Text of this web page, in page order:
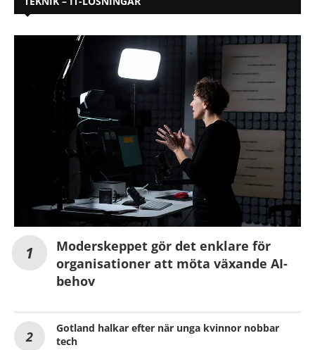
Moderskeppet gör det enklare för
organisationer att möta växande AI-
behov
Gotland halkar efter när unga kvinnor nobbar
tech